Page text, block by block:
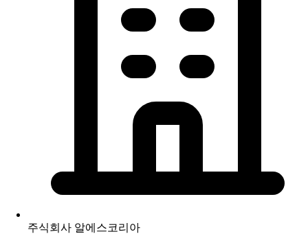
주식회사 알에스코리아